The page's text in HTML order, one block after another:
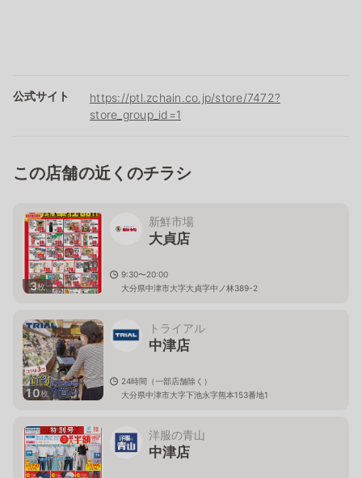
公式サイト
https://ptl.zchain.co.jp/store/7472?
store_group_id=1
この店舗の近くのチラシ
3枚
新鮮市場
大貞店
9:30〜20:00
大分県中津市大字大貞字中ノ林389-2
10枚
トライアル
中津店
24時間（一部店舗除く）
大分県中津市大字下池永字熊本153番地1
洋服の青山
中津店